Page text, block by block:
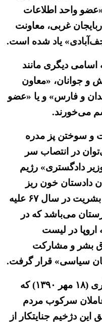
«عضو واحد اطلاعات
غربی، معاونت
یاد شده است.
اسامی دیگری مانند
و جوانان، «معاون
و فارس» و یا «عضو
می‌خورند.
و سوختن پز مدره
در انتصاب سر
دادگستری» رژیم
دادستان خون ریز
حکومت و از آمران جنایت علیه بشریت در سال ۶۷ علیه
می‌باشد که در
اتحادیه اروپا در لیست
بشر و مشارکت
سیاسی» قرار گرفت.
این اتحادیه در دومین لیست گذاری (۱۸ مهر ۱۳۹۰) که
سرکوب مردم
این دژخیم جنایتکار از